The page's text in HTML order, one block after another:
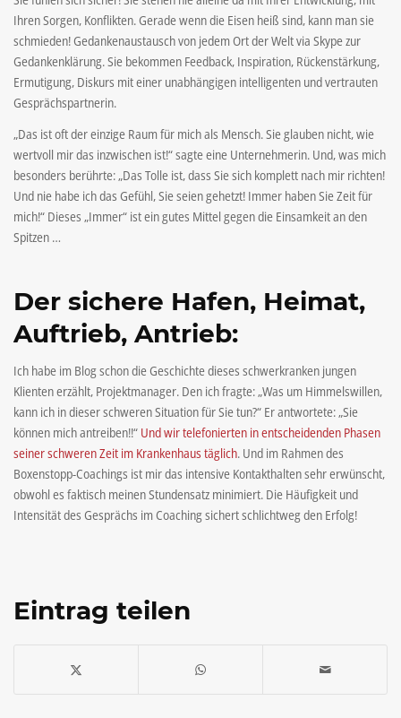
Ihren Sorgen, Konflikten. Gerade wenn die Eisen heiß sind, kann man sie
schmieden! Gedankenaustausch von jedem Ort der Welt via Skype zur
Gedankenklärung. Sie bekommen Feedback, Inspiration, Rückenstärkung,
Ermutigung, Diskurs mit einer unabhängigen intelligenten und vertrauten
Gesprächspartnerin.
„Das ist oft der einzige Raum für mich als Mensch. Sie glauben nicht, wie
wertvoll mir das inzwischen ist!“ sagte eine Unternehmerin. Und, was mich
besonders berührte: „Das Tolle ist, dass Sie sich komplett nach mir richten!
Und nie habe ich das Gefühl, Sie seien gehetzt! Immer haben Sie Zeit für
mich!“ Dieses „Immer“ ist ein gutes Mittel gegen die Einsamkeit an den
Spitzen …
Der sichere Hafen, Heimat,
Auftrieb, Antrieb:
Ich habe im Blog schon die Geschichte dieses schwerkranken jungen
Klienten erzählt, Projektmanager. Den ich fragte: „Was um Himmelswillen,
kann ich in dieser schweren Situation für Sie tun?“ Er antwortete: „Sie
können mich antreiben!!“ Und wir telefonierten in entscheidenden Phasen
seiner schweren Zeit im Krankenhaus täglich. Und im Rahmen des
Boxenstopp-Coachings ist mir das intensive Kontakthalten sehr erwünscht,
obwohl es faktisch meinen Stundensatz minimiert. Die Häufigkeit und
Intensität des Gesprächs im Coaching sichert schlichtweg den Erfolg!
Eintrag teilen